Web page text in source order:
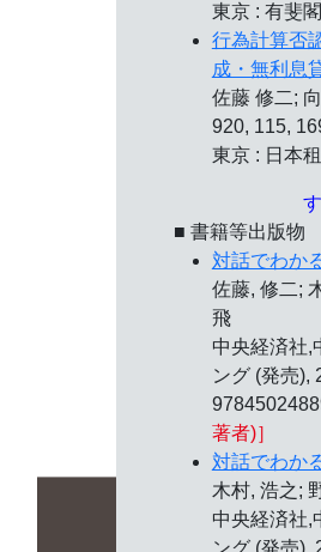
東京 : 有斐
行為計算否
成・無利息
佐藤 修二;
920, 115,
東京 : 日本
■ 書籍等出版物
対話でわか
佐藤, 修二;
飛
中央経済社,
ング (発売),
著者)］
対話でわか
木村, 浩之;
中央経済社,